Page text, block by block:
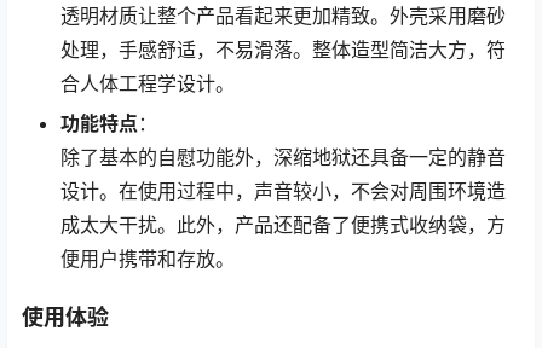
透明材质让整个产品看起来更加精致。外壳采用磨砂
处理，手感舒适，不易滑落。整体造型简洁大方，符
合人体工程学设计。
功能特点 ：
除了基本的自慰功能外，深缩地狱还具备一定的静音
设计。在使用过程中，声音较小，不会对周围环境造
成太大干扰。此外，产品还配备了便携式收纳袋，方
便用户携带和存放。
使用体验